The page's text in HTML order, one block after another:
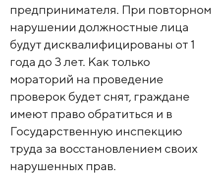
предпринимателя. При повторном
нарушении должностные лица
будут дисквалифицированы от 1
года до 3 лет. Как только
мораторий на проведение
проверок будет снят, граждане
имеют право обратиться и в
Государственную инспекцию
труда за восстановлением своих
нарушенных прав.